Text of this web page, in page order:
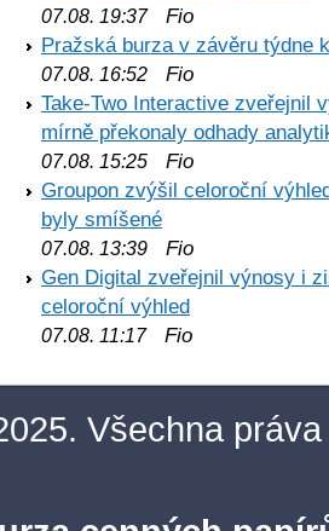
07.08. 19:37Fio
Pražská burza v závěru týdne
07.08. 16:52 Fio
Take-Two Interactive zveřejnil
mírně překonaly odhady
07.08. 15:25 Fio
Groupon zvýšil celoroční
byly smíšené
07.08. 13:39 Fio
Gen Digital zveřejnil výnosy i
celoroční výhled
07.08. 11:17Fio
Všechna práva